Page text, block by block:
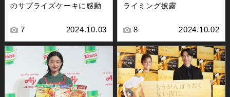
のサプライズケーキに感動
7 2024.10.03
ライミング披露
8 2024.10.02